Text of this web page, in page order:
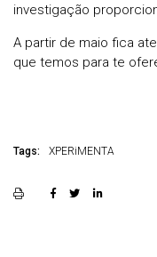
investigação
A partir de maio fica
que temos para te
Tags: XPERiMENTA